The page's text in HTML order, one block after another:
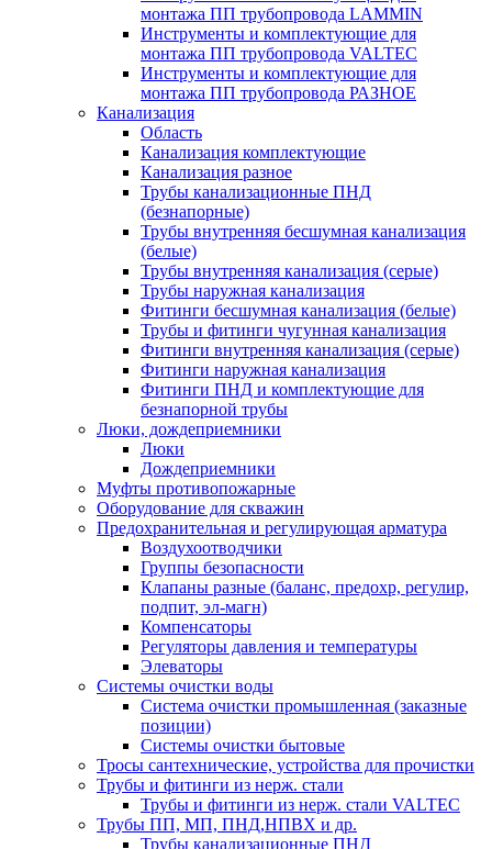
монтажа ПП трубопровода LAMMIN
Инструменты и комплектующие для
монтажа ПП трубопровода VALTEC
Инструменты и комплектующие для
монтажа ПП трубопровода РАЗНОЕ
Канализация
Область
Канализация комплектующие
Канализация разное
Трубы канализационные ПНД
(безнапорные)
Трубы внутренняя бесшумная канализация
(белые)
Трубы внутренняя канализация (серые)
Трубы наружная канализация
Фитинги бесшумная канализация (белые)
Трубы и фитинги чугунная канализация
Фитинги внутренняя канализация (серые)
Фитинги наружная канализация
Фитинги ПНД и комплектующие для
безнапорной трубы
Люки, дождеприемники
Люки
Дождеприемники
Муфты противопожарные
Оборудование для скважин
Предохранительная и регулирующая арматура
Воздухоотводчики
Группы безопасности
Клапаны разные (баланс, предохр, регулир,
подпит, эл-магн)
Компенсаторы
Регуляторы давления и температуры
Элеваторы
Системы очистки воды
Система очистки промышленная (заказные
позиции)
Системы очистки бытовые
Тросы сантехнические, устройства для прочистки
Трубы и фитинги из нерж. стали
Трубы и фитинги из нерж. стали VALTEC
Трубы ПП, МП, ПНД,НПВХ и др.
Трубы канализационные ПНД